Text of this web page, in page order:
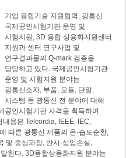
기업 융합기술 지원협력, 광통신
국제공인시험기관 운영 및
시험지원, 3D 융합 상용화지원센터
지원과 센터 연구사업 및
연구결과물의 Q-mark 검증을
담당하고 있다. 국제공인시험기관
운영 및 시험지원 분야는
광통신소자, 부품, 모듈, 단말,
시스템 등 광통신 전 분야에 대해
공인시험기관 자격을 획득하여
용은 Telcordia, IEEE, IEC,
따른 광통신 제품의 온·습도순환,
및 중심파장, 반사·삽입손실,
한다. 3D융합상용화지원 분야는